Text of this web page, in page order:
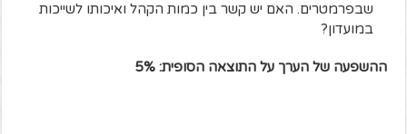
שבפרמטרים. האם יש קשר בין כמות הקהל ואיכותו לשייכות
במועדון?
ההשפעה של הערך על התוצאה הסופית: 5%